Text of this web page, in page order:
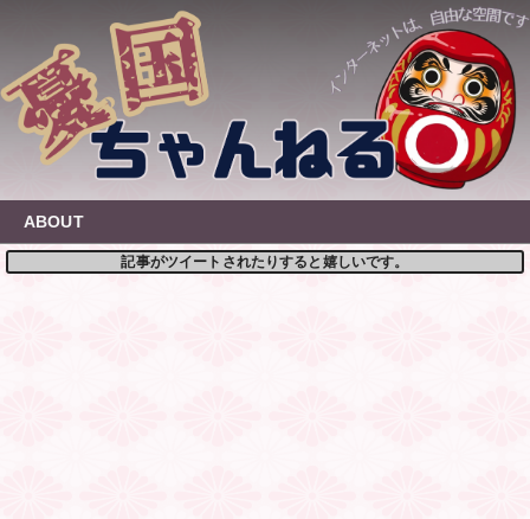
content
ABOUT
記事がツイートされたりすると嬉しいです。